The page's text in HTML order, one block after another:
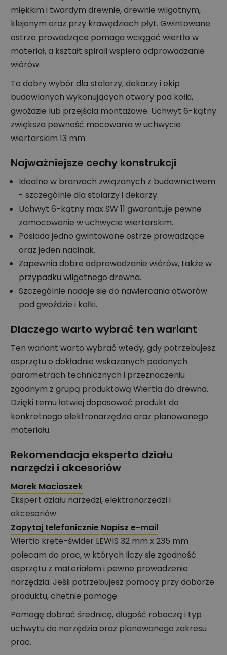
miękkim i twardym drewnie, drewnie wilgotnym,
klejonym oraz przy krawędziach płyt. Gwintowane
ostrze prowadzące pomaga wciągać wiertło w
materiał, a kształt spirali wspiera odprowadzanie
wiórów.
To dobry wybór dla stolarzy, dekarzy i ekip
budowlanych wykonujących otwory pod kołki,
gwoździe lub przejścia montażowe. Uchwyt 6-kątny
zwiększa pewność mocowania w uchwycie
wiertarskim 13 mm.
Najważniejsze cechy konstrukcji
Idealne w branżach związanych z budownictwem
- szczególnie dla stolarzy i dekarzy.
Uchwyt 6-kątny max SW 11 gwarantuje pewne
zamocowanie w uchwycie wiertarskim.
Posiada jedno gwintowane ostrze prowadzące
oraz jeden nacinak.
Zapewnia dobre odprowadzanie wiórów, także w
przypadku wilgotnego drewna.
Szczególnie nadaje się do nawiercania otworów
pod gwoździe i kołki.
Dlaczego warto wybrać ten wariant
Ten wariant warto wybrać wtedy, gdy potrzebujesz
osprzętu o dokładnie wskazanych podanych
parametrach technicznych i przeznaczeniu
zgodnym z grupą produktową Wiertła do drewna.
Dzięki temu łatwiej dopasować produkt do
konkretnego elektronarzędzia oraz planowanego
materiału.
Rekomendacja eksperta działu
narzędzi i akcesoriów
Marek Maciaszek
Ekspert działu narzędzi, elektronarzędzi i
akcesoriów
Zapytaj telefonicznie Napisz e-mail
Wiertło kręte-świder LEWIS 32 mm x 235 mm
polecam do prac, w których liczy się zgodność
osprzętu z materiałem i pewne prowadzenie
narzędzia. Jeśli potrzebujesz pomocy przy doborze
produktu, chętnie pomogę.
Pomogę dobrać średnicę, długość roboczą i typ
uchwytu do narzędzia oraz planowanego zakresu
prac.